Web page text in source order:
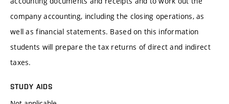
company accounting, including the closing operations, as
well as financial statements. Based on this information
students will prepare the tax returns of direct and indirect
taxes.
STUDY AIDS